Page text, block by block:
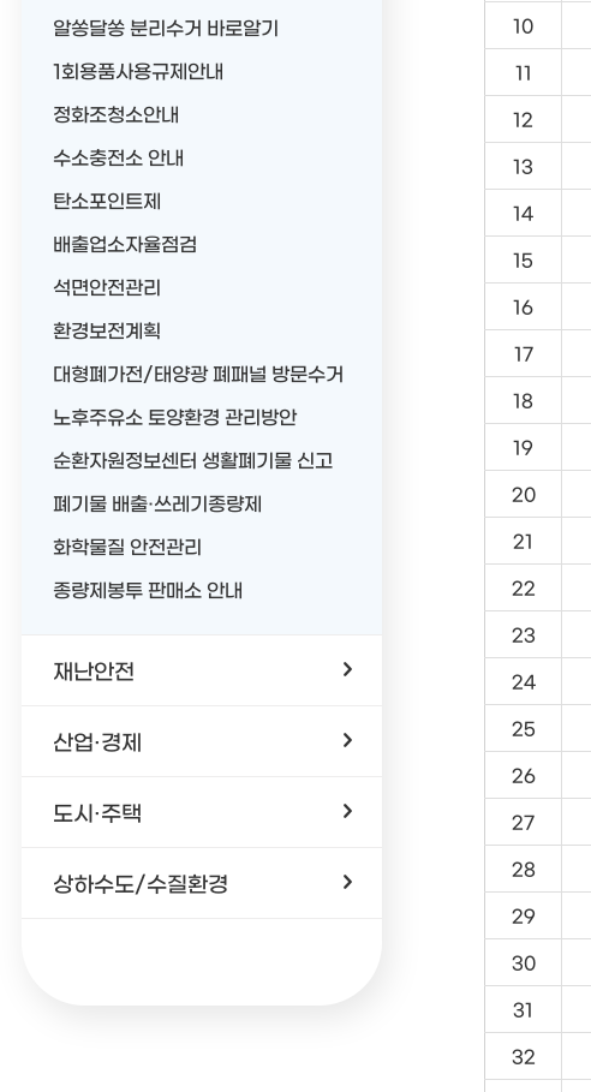
알쏭달쏭 분리수거 바로알기
1회용품사용규제안내
정화조청소안내
수소충전소 안내
탄소포인트제
배출업소자율점검
석면안전관리
환경보전계획
대형폐가전/태양광 폐패널 방문수거
노후주유소 토양환경 관리방안
순환자원정보센터 생활폐기물 신고
폐기물 배출·쓰레기종량제
화학물질 안전관리
종량제봉투 판매소 안내
재난안전
산업·경제
도시·주택
상하수도/수질환경
10
11
12
13
14
15
16
17
18
19
20
21
22
23
24
25
26
27
28
29
30
31
32